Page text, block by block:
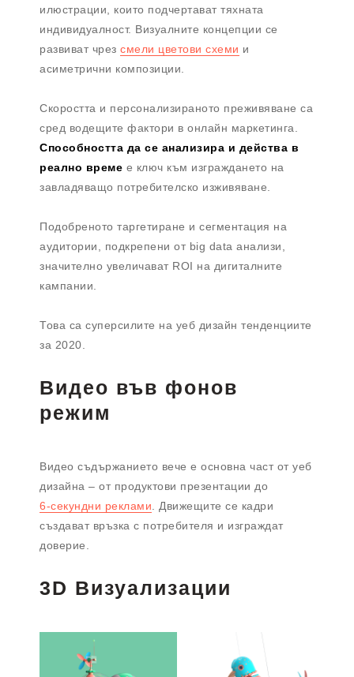
илюстрации, които подчертават тяхната
индивидуалност. Визуалните концепции се
развиват чрез смели цветови схеми и
асиметрични композиции.
Скоростта и персонализираното преживяване са
сред водещите фактори в онлайн маркетинга.
Способността да се анализира и действа в
реално време е ключ към изграждането на
завладяващо потребителско изживяване.
Подобреното таргетиране и сегментация на
аудитории, подкрепени от big data анализи,
значително увеличават ROI на дигиталните
кампании.
Това са суперсилите на уеб дизайн тенденциите
за 2020.
Видео във фонов
режим
Видео съдържанието вече е основна част от уеб
дизайна – от продуктови презентации до
6-секундни реклами . Движещите се кадри
създават връзка с потребителя и изграждат
доверие.
3D Визуализации